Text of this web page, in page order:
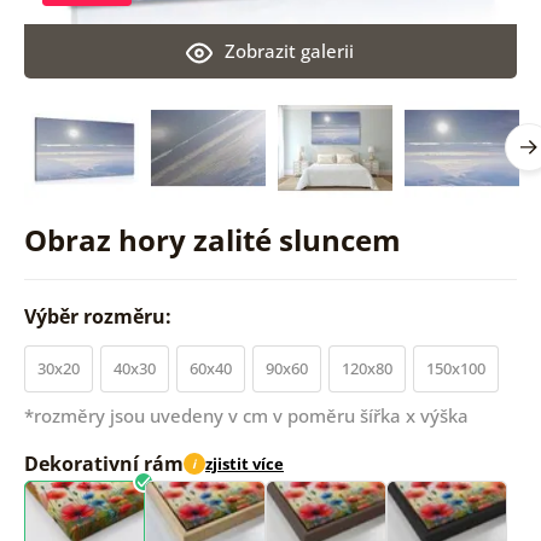
Obraz hory zalité sluncem
Zobrazit galerii
Výběr rozměru:
30x20 40x30 60x40 90x60 120x80 150x100
*rozměry jsou uvedeny v cm v poměru šířka x výška
Dekorativní rám i zjistit více